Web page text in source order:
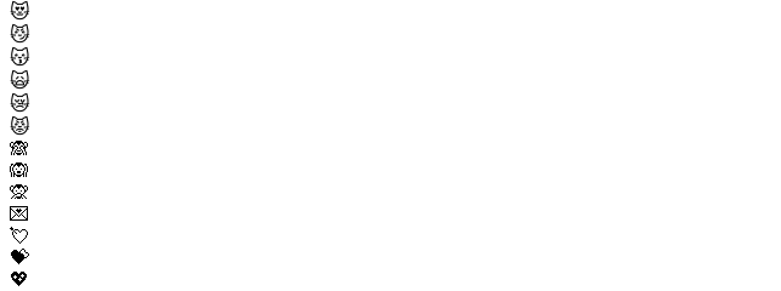
😻
😼
😽
🙀
😿
😾
🙈
🙉
🙊
💌
💘
💝
💖